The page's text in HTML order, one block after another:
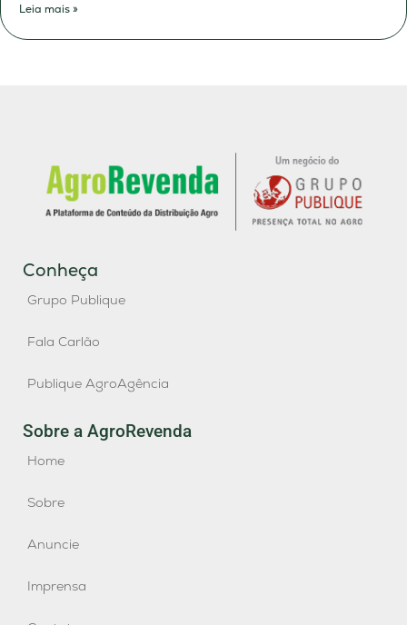
Leia mais »
Conheça
Grupo Publique
Fala Carlão
Publique AgroAgência
Sobre a AgroRevenda
Home
Sobre
Anuncie
Imprensa